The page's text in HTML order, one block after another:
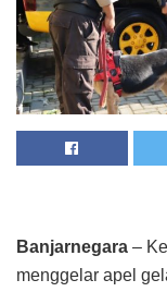
Banjarnegara –
menggelar apel